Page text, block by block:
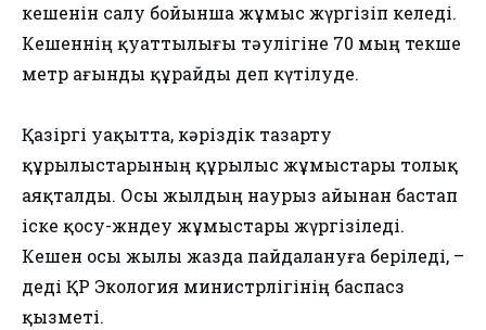
кешенін салу бойынша жұмыс жүргізіп келеді.
Кешеннің қуаттылығы тәулігіне 70 мың текше
метр ағынды құрайды деп күтілуде.
Қазіргі уақытта, кәріздік тазарту
құрылыстарының құрылыс жұмыстары толық
аяқталды. Осы жылдың наурыз айынан бастап
іске қосу-жөндеу жұмыстары жүргізіледі.
Кешен осы жылы жазда пайдалануға беріледі, –
деді ҚР Экология министрлігінің баспасөз
қызметі.